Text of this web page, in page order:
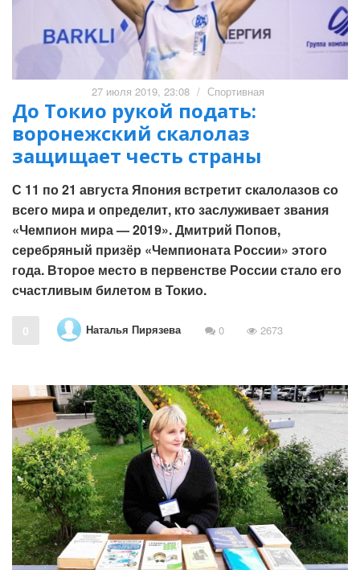
27 июля 2019, 23:08 / Спортивная
До Токио рукой подать:
воронежский скалолаз
защищает честь страны
С 11 по 21 августа Япония встретит скалолазов со
всего мира и определит, кто заслуживает звания
«Чемпион мира — 2019». Дмитрий Попов,
серебряный призёр «Чемпионата России» этого
года. Второе место в первенстве России стало его
счастливым билетом в Токио.
0 Наталья Пирязева 0 2673